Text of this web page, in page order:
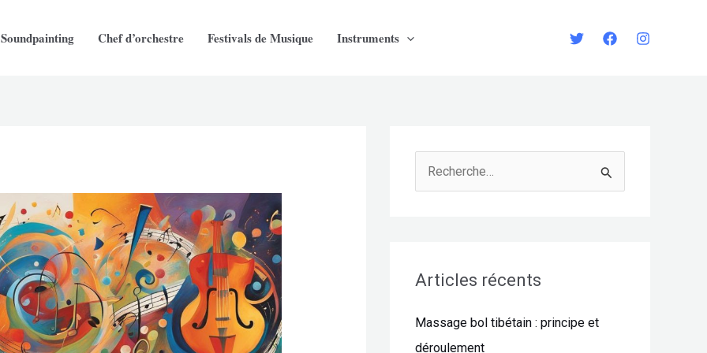
Soundpainting Chef d’orchestre Festivals de Musique Instruments
e
c
Articles récents
Massage bol tibétain : principe et
déroulement